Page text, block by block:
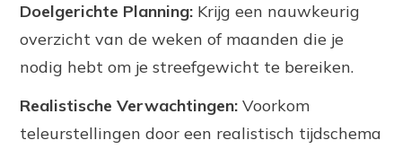
Doelgerichte Planning: Krijg een nauwkeurig
overzicht van de weken of maanden die je
nodig hebt om je streefgewicht te bereiken.
Realistische Verwachtingen: Voorkom
teleurstellingen door een realistisch tijdschema